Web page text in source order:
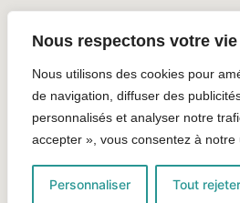
Nous respectons votre
Nous utilisons des cookies pour
de navigation, diffuser des
personnalisés et analyser notre
accepter », vous consentez à notre
Personnaliser Tout rejeter